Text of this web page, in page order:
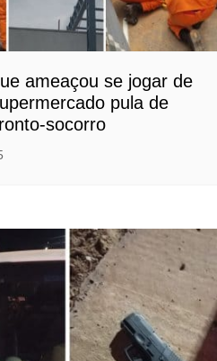
ameaçou se jogar de
pula de
socorro